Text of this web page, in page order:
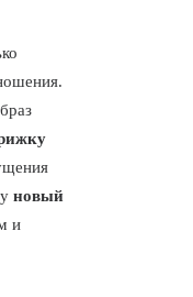
новый
и